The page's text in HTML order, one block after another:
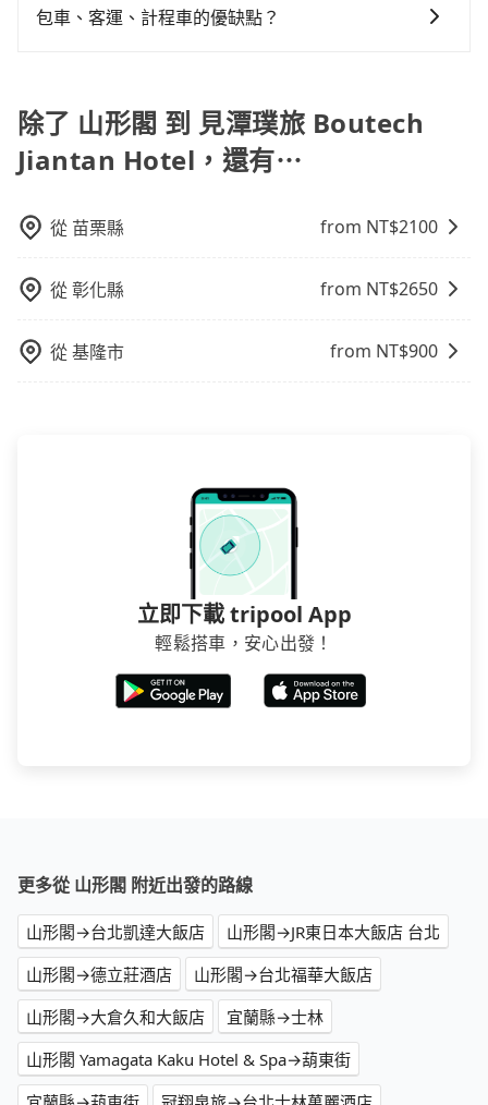
小黃的難度是雙北大城市的100倍。縱使幸運攔到一輛小
鐘。選擇搭乘高鐵而不預約包車，不僅每人至少額外負
擔150元車資，而且更會額外浪費62分鐘在轉乘與等車
上，現在還不馬上來預約tripool！如果你是三人以下要
50%的交通費用。
的車款，如果人數超過四位，更是沒有較大的七人座或
樣。另外，偶爾也會遇到明明已經預約了時間但上一位
用戶卻遲遲尚未歸還，又或者要還車時卻偏偏找不到停
車位，對於急著用車或者要載其他乘客的人來說就有不
使用時還是有其區域的限制，實際可停靠的地點與你的
就顯得非常不便。
多。再加上宜蘭縣有些計程車司機不按錶計費，約有
叫兩輛計程車的費用就貴了，改預約一輛tripool的九人
座廂型車最高可省$600。
賓來訪、寵物檢疫、預約叫車、機場接送、定期洗腎、
乘車後一週內寄出電子收據。
定及可靠的，大多數的使用者都給予了高分評價。此
您的旅程能更有彈性及保障。
包車、客運、計程車的優缺點？
運：最經濟實惠的交通方式，通常有固定的路線和時間
表。不必擔心自己開車的安全風險。但是客運的班次和
行車路線可能不太頻繁。 計程車：可以隨叫隨到，並且
高，車輛選擇不如包車多，且大都屬短程接駁為主。
除了 山形閣 到 見潭璞旅 Boutech
Jiantan Hotel，還有⋯
從 苗栗縣 from NT$2100
從彰化縣 from NT$2650
從基隆市 from NT$900
立即下載 tripool App
輕鬆搭車，安心出發！
更多從 山形閣 附近出發的路線
山形閣→台北凱達大飯店
山形閣→JR東日本大飯店 台北
山形閣→德立莊酒店
山形閣→台北福華大飯店
山形閣→大倉久和大飯店
宜蘭縣→士林
山形閣 Yamagata Kaku Hotel & Spa→葫東街